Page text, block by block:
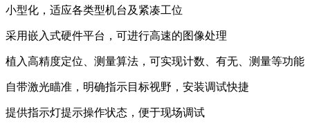
小型化，适应各类型机台及紧凑工位
采用嵌入式硬件平台，可进行高速的图像处理
植入高精度定位、测量算法，可实现计数、有无、测量等功能
自带激光瞄准，明确指示目标视野，安装调试快捷
提供指示灯提示操作状态，便于现场调试